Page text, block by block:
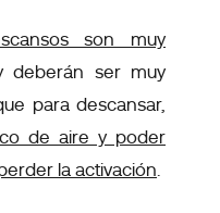
son muy
deberán ser muy
para descansar,
de aire y poder
la activación